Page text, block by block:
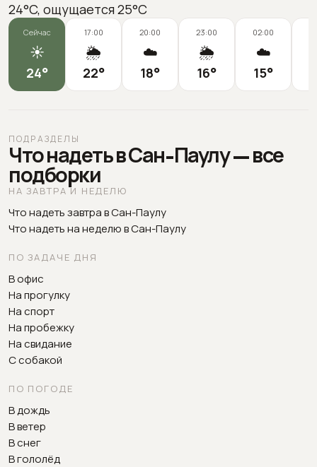
24°C, ощущается 25°C
Сейчас
☀️
24°
17:00
🌦️
22°
20:00
☁️
18°
23:00
🌦️
16°
02:00
☁️
15°
ПОДРАЗДЕЛЫ
Что надеть в Сан-Паулу — все
подборки
НА ЗАВТРА И НЕДЕЛЮ
Что надеть завтра в Сан-Паулу
Что надеть на неделю в Сан-Паулу
ПО ЗАДАЧЕ ДНЯ
В офис
На прогулку
На спорт
На пробежку
На свидание
С собакой
ПО ПОГОДЕ
В дождь
В ветер
В снег
В гололёд